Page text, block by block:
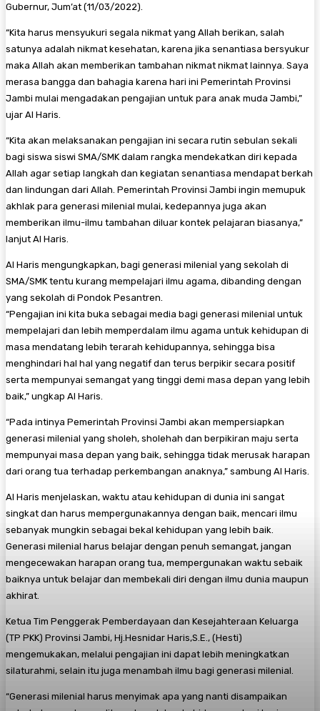
Gubernur, Jum’at (11/03/2022).
“Kita harus mensyukuri segala nikmat yang Allah berikan, salah
satunya adalah nikmat kesehatan, karena jika senantiasa bersyukur
maka Allah akan memberikan tambahan nikmat nikmat lainnya. Saya
merasa bangga dan bahagia karena hari ini Pemerintah Provinsi
Jambi mulai mengadakan pengajian untuk para anak muda Jambi,”
ujar Al Haris.
“Kita akan melaksanakan pengajian ini secara rutin sebulan sekali
bagi siswa siswi SMA/SMK dalam rangka mendekatkan diri kepada
Allah agar setiap langkah dan kegiatan senantiasa mendapat berkah
dan lindungan dari Allah. Pemerintah Provinsi Jambi ingin memupuk
akhlak para generasi milenial mulai, kedepannya juga akan
memberikan ilmu-ilmu tambahan diluar kontek pelajaran biasanya,”
lanjut Al Haris.
Al Haris mengungkapkan, bagi generasi milenial yang sekolah di
SMA/SMK tentu kurang mempelajari ilmu agama, dibanding dengan
yang sekolah di Pondok Pesantren.
“Pengajian ini kita buka sebagai media bagi generasi milenial untuk
mempelajari dan lebih memperdalam ilmu agama untuk kehidupan di
masa mendatang lebih terarah kehidupannya, sehingga bisa
menghindari hal hal yang negatif dan terus berpikir secara positif
serta mempunyai semangat yang tinggi demi masa depan yang lebih
baik,” ungkap Al Haris.
“Pada intinya Pemerintah Provinsi Jambi akan mempersiapkan
generasi milenial yang sholeh, sholehah dan berpikiran maju serta
mempunyai masa depan yang baik, sehingga tidak merusak harapan
dari orang tua terhadap perkembangan anaknya,” sambung Al Haris.
Al Haris menjelaskan, waktu atau kehidupan di dunia ini sangat
singkat dan harus mempergunakannya dengan baik, mencari ilmu
sebanyak mungkin sebagai bekal kehidupan yang lebih baik.
Generasi milenial harus belajar dengan penuh semangat, jangan
mengecewakan harapan orang tua, mempergunakan waktu sebaik
baiknya untuk belajar dan membekali diri dengan ilmu dunia maupun
akhirat.
Ketua Tim Penggerak Pemberdayaan dan Kesejahteraan Keluarga
(TP PKK) Provinsi Jambi, Hj.Hesnidar Haris,S.E., (Hesti)
mengemukakan, melalui pengajian ini dapat lebih meningkatkan
silaturahmi, selain itu juga menambah ilmu bagi generasi milenial.
“Generasi milenial harus menyimak apa yang nanti disampaikan